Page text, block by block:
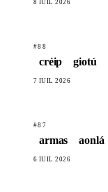
8 IÚIL 2026
#88
créip giotú
7 IÚIL 2026
#87
armas aonlá
6 IÚIL 2026